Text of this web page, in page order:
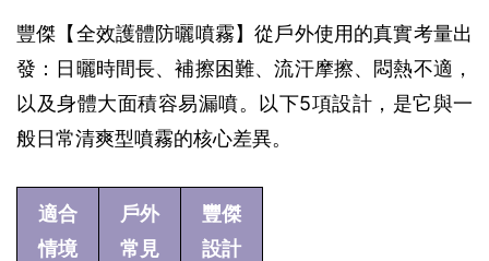
豐傑【全效護體防曬噴霧】從戶外使用的真實考量出
發：日曬時間長、補擦困難、流汗摩擦、悶熱不適，
以及身體大面積容易漏噴。以下5項設計，是它與一
般日常清爽型噴霧的核心差異。
適合
情境
戶外
常見
豐傑
設計